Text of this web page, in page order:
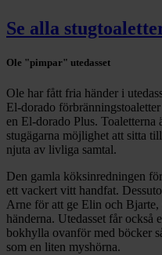
Se alla
Ole "pimpar" utedasset
Ole har fått fria händer i
El-dorado
en El-dorado Plus. Toaletterna
stugägarna möjlighet att sitta
njuta av livliga samtal.
Den gamla köksinredningen
ett vackert vitt handfat.
Arne för att ge Elin och
händerna. Utedasset får också
bokhylla ovanför med böcker
som en liten myshörna.